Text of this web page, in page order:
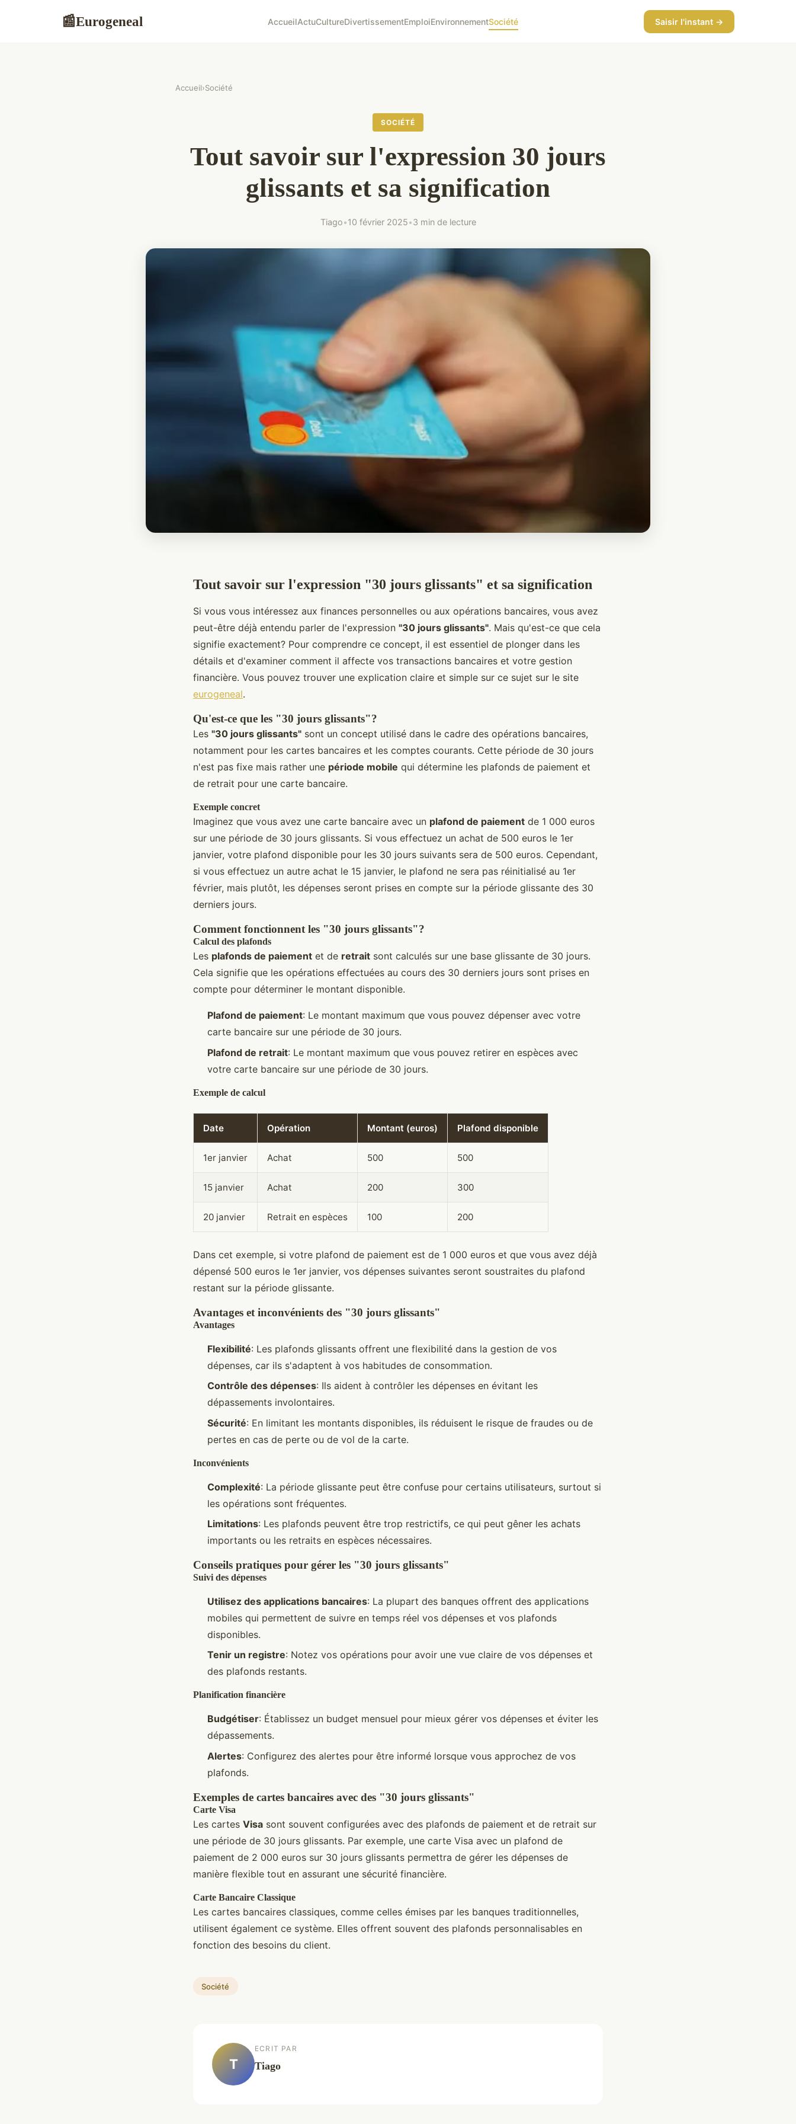
📰Eurogeneal AccueilActuCultureDivertissementEmploiEnvironnementSociété Saisir l'instant →
Accueil›Société
SOCIÉTÉ
Tout savoir sur l'expression 30 jours
glissants et sa signification
Tiago•10 février 2025•3 min de lecture
Tout savoir sur l'expression "30 jours glissants" et sa signification
Si vous vous intéressez aux finances personnelles ou aux opérations bancaires, vous avez
peut-être déjà entendu parler de l'expression "30 jours glissants". Mais qu'est-ce que cela
signifie exactement? Pour comprendre ce concept, il est essentiel de plonger dans les
détails et d'examiner comment il affecte vos transactions bancaires et votre gestion
financière. Vous pouvez trouver une explication claire et simple sur ce sujet sur le site
eurogeneal.
Qu'est-ce que les "30 jours glissants"?
Les "30 jours glissants" sont un concept utilisé dans le cadre des opérations bancaires,
notamment pour les cartes bancaires et les comptes courants. Cette période de 30 jours
n'est pas fixe mais rather une période mobile qui détermine les plafonds de paiement et
de retrait pour une carte bancaire.
Exemple concret
Imaginez que vous avez une carte bancaire avec un plafond de paiement de 1 000 euros
sur une période de 30 jours glissants. Si vous effectuez un achat de 500 euros le 1er
janvier, votre plafond disponible pour les 30 jours suivants sera de 500 euros. Cependant,
si vous effectuez un autre achat le 15 janvier, le plafond ne sera pas réinitialisé au 1er
février, mais plutôt, les dépenses seront prises en compte sur la période glissante des 30
derniers jours.
Comment fonctionnent les "30 jours glissants"?
Calcul des plafonds
Les plafonds de paiement et de retrait sont calculés sur une base glissante de 30 jours.
Cela signifie que les opérations effectuées au cours des 30 derniers jours sont prises en
compte pour déterminer le montant disponible.
Plafond de paiement: Le montant maximum que vous pouvez dépenser avec votre
carte bancaire sur une période de 30 jours.
Plafond de retrait: Le montant maximum que vous pouvez retirer en espèces avec
votre carte bancaire sur une période de 30 jours.
Exemple de calcul
Date Opération Montant (euros) Plafond disponible
1er janvier Achat 500 500
15 janvier Achat 200 300
20 janvier Retrait en espèces 100 200
Dans cet exemple, si votre plafond de paiement est de 1 000 euros et que vous avez déjà
dépensé 500 euros le 1er janvier, vos dépenses suivantes seront soustraites du plafond
restant sur la période glissante.
Avantages et inconvénients des "30 jours glissants"
Avantages
Flexibilité: Les plafonds glissants offrent une flexibilité dans la gestion de vos
dépenses, car ils s'adaptent à vos habitudes de consommation.
Contrôle des dépenses: Ils aident à contrôler les dépenses en évitant les
dépassements involontaires.
Sécurité: En limitant les montants disponibles, ils réduisent le risque de fraudes ou de
pertes en cas de perte ou de vol de la carte.
Inconvénients
Complexité: La période glissante peut être confuse pour certains utilisateurs, surtout si
les opérations sont fréquentes.
Limitations: Les plafonds peuvent être trop restrictifs, ce qui peut gêner les achats
importants ou les retraits en espèces nécessaires.
Conseils pratiques pour gérer les "30 jours glissants"
Suivi des dépenses
Utilisez des applications bancaires: La plupart des banques offrent des applications
mobiles qui permettent de suivre en temps réel vos dépenses et vos plafonds
disponibles.
Tenir un registre: Notez vos opérations pour avoir une vue claire de vos dépenses et
des plafonds restants.
Planification financière
Budgétiser: Établissez un budget mensuel pour mieux gérer vos dépenses et éviter les
dépassements.
Alertes: Configurez des alertes pour être informé lorsque vous approchez de vos
plafonds.
Exemples de cartes bancaires avec des "30 jours glissants"
Carte Visa
Les cartes Visa sont souvent configurées avec des plafonds de paiement et de retrait sur
une période de 30 jours glissants. Par exemple, une carte Visa avec un plafond de
paiement de 2 000 euros sur 30 jours glissants permettra de gérer les dépenses de
manière flexible tout en assurant une sécurité financière.
Carte Bancaire Classique
Les cartes bancaires classiques, comme celles émises par les banques traditionnelles,
utilisent également ce système. Elles offrent souvent des plafonds personnalisables en
fonction des besoins du client.
Société
T
ECRIT PAR
Tiago